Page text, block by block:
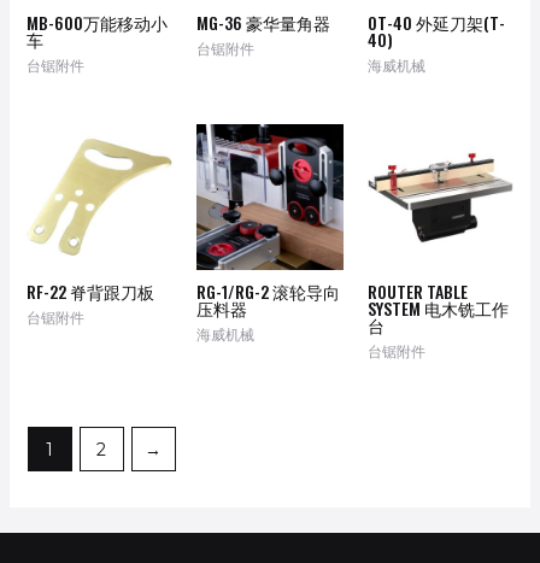
MB-600万能移动小
车
台锯附件
MG-36 豪华量角器
台锯附件
OT-40 外延刀架(T-
40)
海威机械
RF-22 脊背跟刀板
台锯附件
RG-1/RG-2 滚轮导向
压料器
海威机械
ROUTER TABLE
SYSTEM 电木铣工作
台
台锯附件
1 2 →